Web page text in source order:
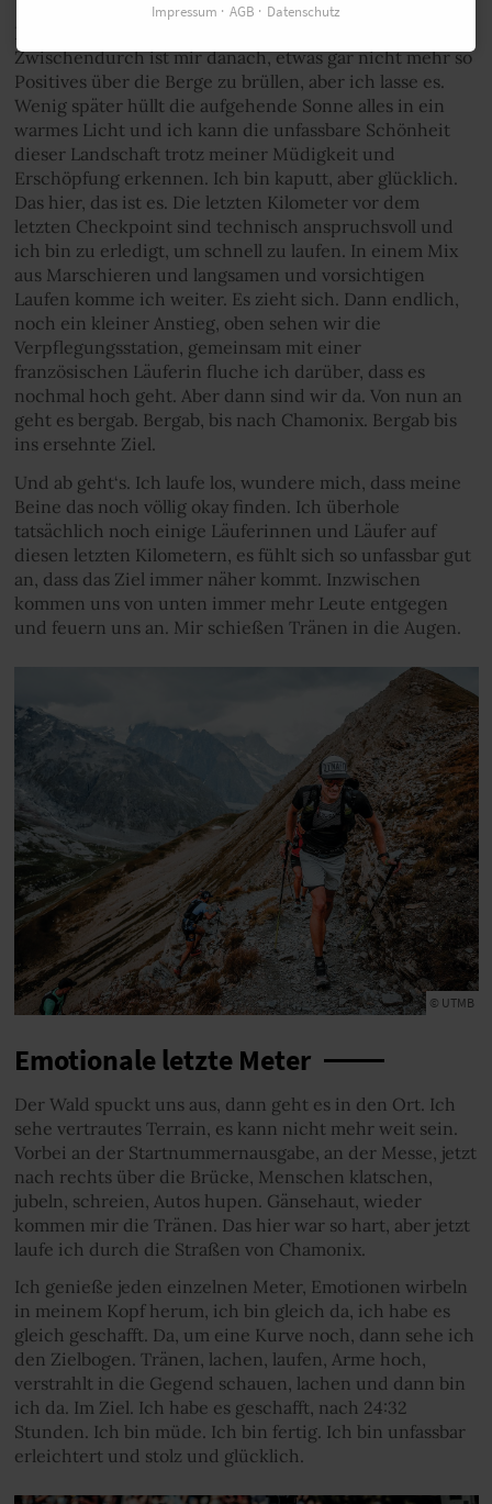
Der Anstieg ist nicht nur steil, er ist auch endlos.
Zwischendurch ist mir danach, etwas gar nicht mehr so
Positives über die Berge zu brüllen, aber ich lasse es.
Wenig später hüllt die aufgehende Sonne alles in ein
warmes Licht und ich kann die unfassbare Schönheit
dieser Landschaft trotz meiner Müdigkeit und
Erschöpfung erkennen. Ich bin kaputt, aber glücklich.
Das hier, das ist es. Die letzten Kilometer vor dem
letzten Checkpoint sind technisch anspruchsvoll und
ich bin zu erledigt, um schnell zu laufen. In einem Mix
aus Marschieren und langsamen und vorsichtigen
Laufen komme ich weiter. Es zieht sich. Dann endlich,
noch ein kleiner Anstieg, oben sehen wir die
Verpflegungsstation, gemeinsam mit einer
französischen Läuferin fluche ich darüber, dass es
nochmal hoch geht. Aber dann sind wir da. Von nun an
geht es bergab. Bergab, bis nach Chamonix. Bergab bis
ins ersehnte Ziel.
Und ab geht‘s. Ich laufe los, wundere mich, dass meine
Beine das noch völlig okay finden. Ich überhole
tatsächlich noch einige Läuferinnen und Läufer auf
diesen letzten Kilometern, es fühlt sich so unfassbar gut
an, dass das Ziel immer näher kommt. Inzwischen
kommen uns von unten immer mehr Leute entgegen
und feuern uns an. Mir schießen Tränen in die Augen.
© UTMB
Emotionale letzte Meter
Der Wald spuckt uns aus, dann geht es in den Ort. Ich
sehe vertrautes Terrain, es kann nicht mehr weit sein.
Vorbei an der Startnummernausgabe, an der Messe, jetzt
nach rechts über die Brücke, Menschen klatschen,
jubeln, schreien, Autos hupen. Gänsehaut, wieder
kommen mir die Tränen. Das hier war so hart, aber jetzt
laufe ich durch die Straßen von Chamonix.
Ich genieße jeden einzelnen Meter, Emotionen wirbeln
in meinem Kopf herum, ich bin gleich da, ich habe es
gleich geschafft. Da, um eine Kurve noch, dann sehe ich
den Zielbogen. Tränen, lachen, laufen, Arme hoch,
verstrahlt in die Gegend schauen, lachen und dann bin
ich da. Im Ziel. Ich habe es geschafft, nach 24:32
Stunden. Ich bin müde. Ich bin fertig. Ich bin unfassbar
erleichtert und stolz und glücklich.
Impressum AGB Datenschutz